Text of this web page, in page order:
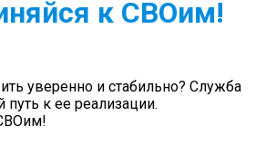
к СВОим!
уверенно и стабильно? Служба
путь к ее реализации.